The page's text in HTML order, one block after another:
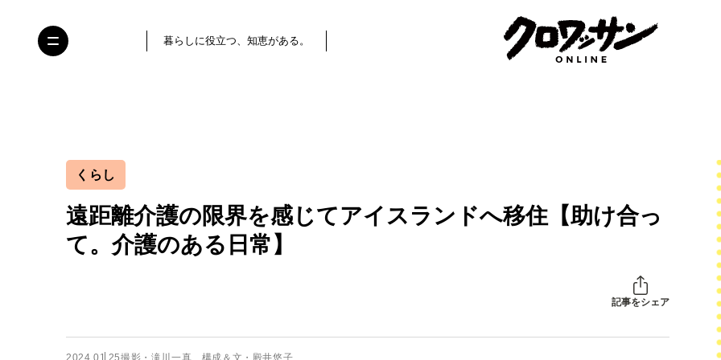
暮らしに役立つ、知恵がある。
くらし
遠距離介護の限界を感じてアイスランドへ移住【助け合っ
て。介護のある日常】
記事をシェア
2024.01.25撮影・滝川一真 構成＆文・殿井悠子